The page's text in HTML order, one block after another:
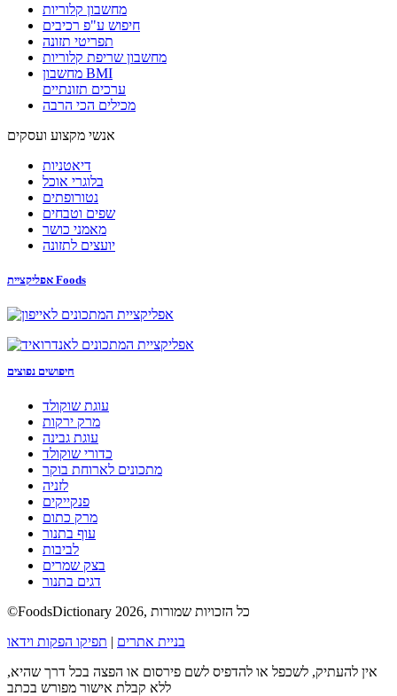
מחשבון קלוריות
חיפוש ע"פ רכיבים
תפריטי תזונה
מחשבון שריפת קלוריות
מחשבון BMI
ערכים תזונתיים
מכילים הכי הרבה
אנשי מקצוע ועסקים
דיאטניות
בלוגרי אוכל
נטורופתים
שפים וטבחים
מאמני כושר
יועצים לתזונה
אפליקציית Foods
חיפושים נפוצים
עוגת שוקולד
מרק ירקות
עוגת גבינה
כדורי שוקולד
מתכונים לארוחת בוקר
לזניה
פנקייקים
מרק כתום
עוף בתנור
לביבות
בצק שמרים
דגים בתנור
©FoodsDictionary 2026, כל הזכויות שמורות
בניית אתרים
תפיקו הפקות וידאו
אין להעתיק, לשכפל או להדפיס לשם פירסום או הפצה בכל דרך שהיא,
ללא קבלת אישור מפורש בכתב